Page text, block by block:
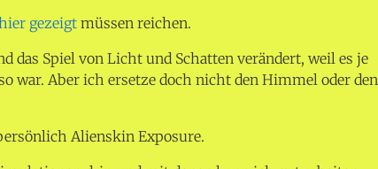
gezeigt müssen reichen.
das Spiel von Licht und Schatten verändert, weil es je
war. Aber ich ersetze doch nicht den Himmel oder den
Alienskin Exposure.